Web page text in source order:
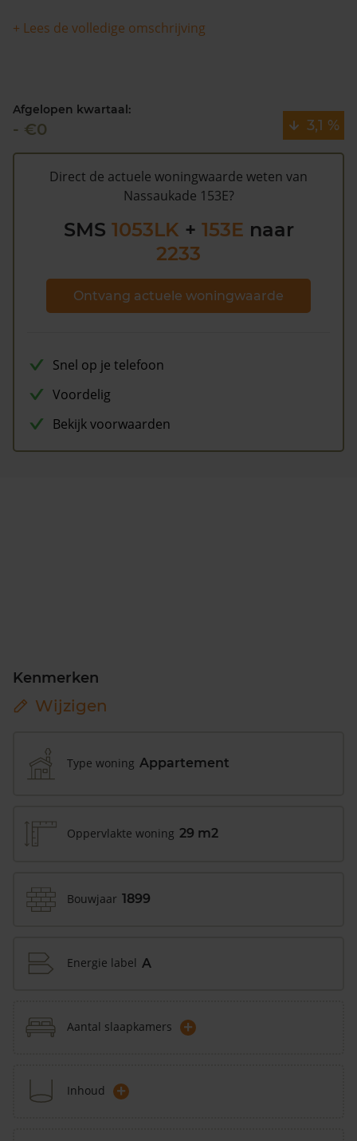
koopsominformatie en is in de afgelopen 12 maanden
meer dan 8% meer waard geworden. De woning is
hoog is en dat er bespaard zou kunnen worden op de
gemeentelijke belastingen. Met het
gratis WOZ alarm
bent u elk jaar op de hoogte van uw laatste WOZ
waarde en kansen op besparing. Schrijf uhiergratis in.
+ Lees de volledige omschrijving
Afgelopen kwartaal:
- €0 3,1 %
Direct de actuele woningwaarde weten van
Nassaukade 153E?
SMS 1053LK + 153E naar
2233
Ontvang actuele woningwaarde
Snel op je telefoon
Voordelig
Bekijk voorwaarden
Kenmerken
Wijzigen
Type woning Appartement
Oppervlakte woning 29 m2
Bouwjaar 1899
Energie label A
Aantal slaapkamers +
Inhoud +